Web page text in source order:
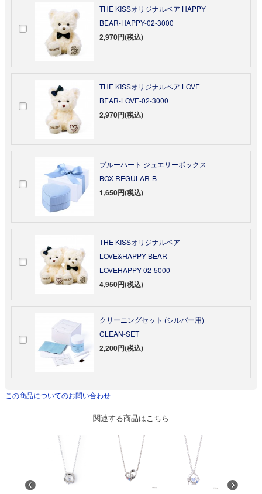
THE KISSオリジナルベア HAPPY
BEAR-HAPPY-02-3000
2,970円(税込)
THE KISSオリジナルベア LOVE
BEAR-LOVE-02-3000
2,970円(税込)
ブルーハート ジュエリーボックス
BOX-REGULAR-B
1,650円(税込)
THE KISSオリジナルベア
LOVE&HAPPY BEAR-
LOVEHAPPY-02-5000
4,950円(税込)
クリーニングセット (シルバー用)
CLEAN-SET
2,200円(税込)
この商品についてのお問い合わせ
関連する商品はこちら